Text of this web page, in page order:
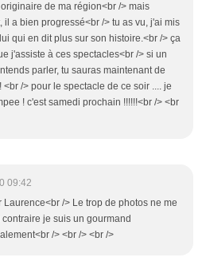
de ma région<br /> mais
il a bien progressé<br /> tu as vu, j'ai mis
qui en dit plus sur son histoire.<br /> ça
j'assiste à ces spectacles<br /> si un
parler, tu sauras maintenant de
<br /> pour le spectacle de ce soir .... je
! c'est samedi prochain !!!!!!<br /> <br
09:42
Laurence<br /> Le trop de photos ne me
je suis un gourmand
/> <br /> <br />